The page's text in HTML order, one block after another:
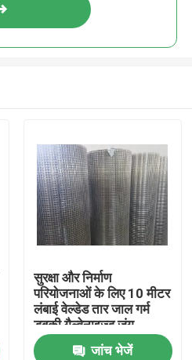
सुरक्षा और निर्माण
परियोजनाओं के लिए 10 मीटर
लंबाई वेल्डेड तार जाल गर्म
डुबकी गैल्वेनाइज्ड जंग
प्रतिरोधी जाल पैनल
जांच भेजें